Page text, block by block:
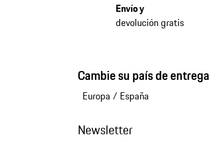
Envío y
devolución gratis
Cambie su país de entrega
Europa / España
Newsletter